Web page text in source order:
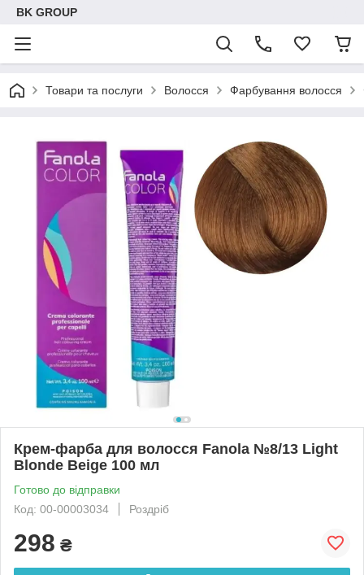
BK GROUP
Товари та послуги Волосся Фарбування волосся
Крем-фарба для волосся Fanola №8/13 Light
Blonde Beige 100 мл
Готово до відправки
Код: 00-00003034
Роздріб
298 ₴